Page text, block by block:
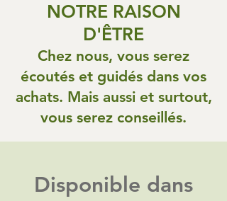
NOTRE RAISON
D'ÊTRE
Chez nous, vous serez
écoutés et guidés dans vos
achats. Mais aussi et surtout,
vous serez conseillés.
Disponible dans